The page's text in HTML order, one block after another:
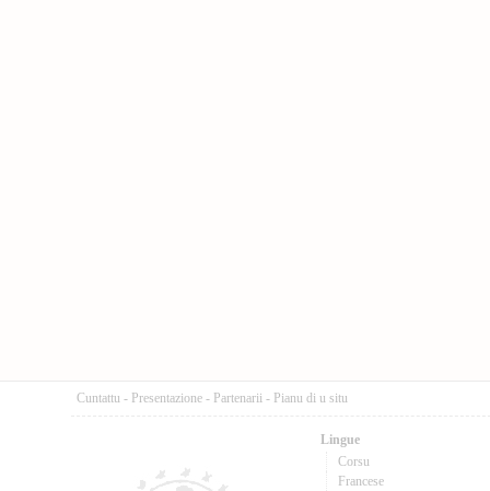
Cuntattu - Presentazione - Partenarii - Pianu di u situ
Lingue
Corsu
Francese